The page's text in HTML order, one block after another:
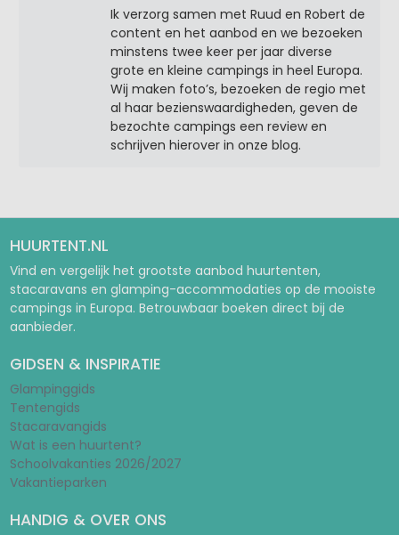
Ik verzorg samen met Ruud en Robert de
content en het aanbod en we bezoeken
minstens twee keer per jaar diverse
grote en kleine campings in heel Europa.
Wij maken foto’s, bezoeken de regio met
al haar bezienswaardigheden, geven de
bezochte campings een review en
schrijven hierover in onze blog.
HUURTENT.NL
Vind en vergelijk het grootste aanbod huurtenten,
stacaravans en glamping-accommodaties op de mooiste
campings in Europa. Betrouwbaar boeken direct bij de
aanbieder.
GIDSEN & INSPIRATIE
Glampinggids
Tentengids
Stacaravangids
Wat is een huurtent?
Schoolvakanties 2026/2027
Vakantieparken
HANDIG & OVER ONS